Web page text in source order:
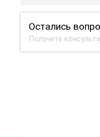
Остались
Получите